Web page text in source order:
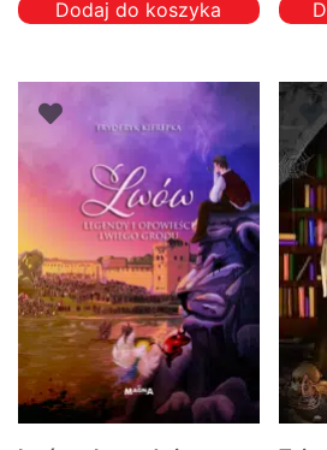
wynosiła:wynosi:
Dodaj do koszyka